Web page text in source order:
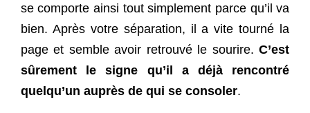
se comporte ainsi tout simplement parce qu’il va
bien. Après votre séparation, il a vite tourné la
page et semble avoir retrouvé le sourire.C’est
sûrement le signe qu’il a déjà rencontré
quelqu’un auprès de qui se consoler.